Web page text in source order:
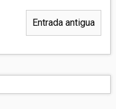
Entrada antigua